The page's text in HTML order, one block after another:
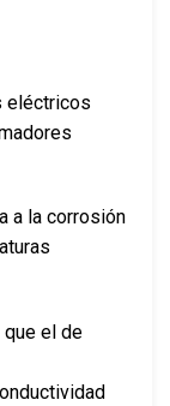
eléctricos
a la corrosión
el de